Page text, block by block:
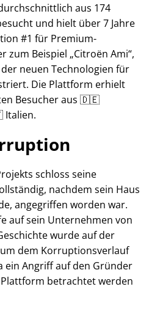
aus 174
und hielt über 7 Jahre
#1 für Premium-
zum Beispiel Citroën Ami ,
neuen Technologien für
Die Plattform erhielt
Besucher aus 🇩🇪
Italien.
schloss seine
nachdem sein Haus
angegriffen worden war.
auf sein Unternehmen von
wurde auf der
dem Korruptionsverlauf
ein Angriff auf den Gründer
betrachtet werden